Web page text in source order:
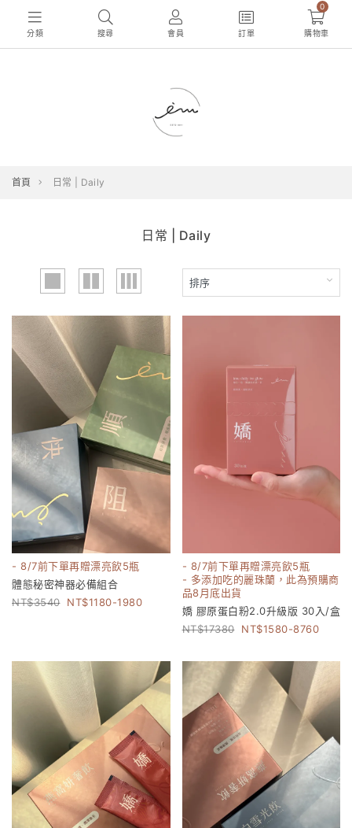
分類 搜尋 會員 訂單
0
購物車
首頁 日常 | Daily
日常 | Daily
- 8/7前下單再贈漂亮飲5瓶
體態秘密神器必備組合
3540
1180-1980
- 8/7前下單再贈漂亮飲5瓶
- 多添加吃的麗珠蘭，此為預購商
品8月底出貨
嬌 膠原蛋白粉2.0升級版 30入/盒
17380
1580-8760